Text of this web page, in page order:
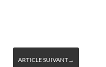
ARTICLE SUIVANT→